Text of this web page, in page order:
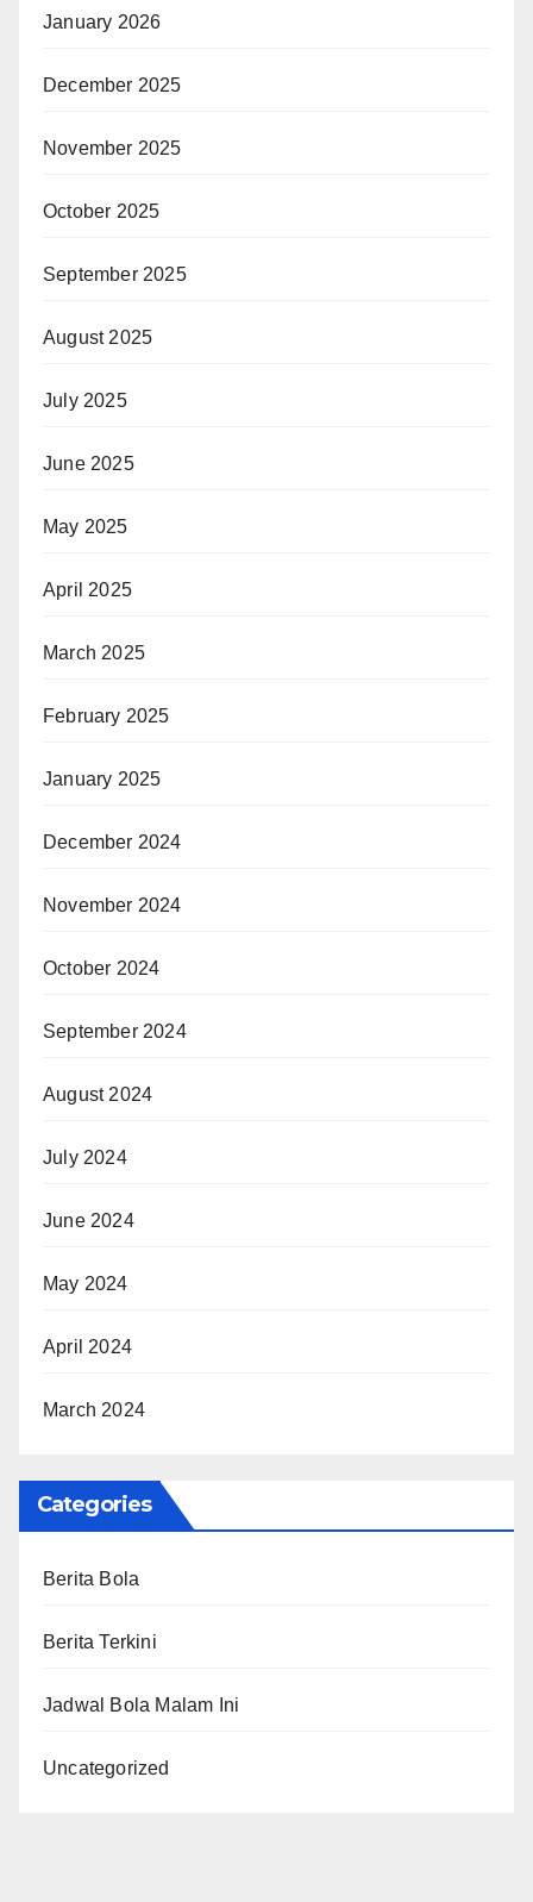
January 2026
December 2025
November 2025
October 2025
September 2025
August 2025
July 2025
June 2025
May 2025
April 2025
March 2025
February 2025
January 2025
December 2024
November 2024
October 2024
September 2024
August 2024
July 2024
June 2024
May 2024
April 2024
March 2024
Categories
Berita Bola
Berita Terkini
Jadwal Bola Malam Ini
Uncategorized